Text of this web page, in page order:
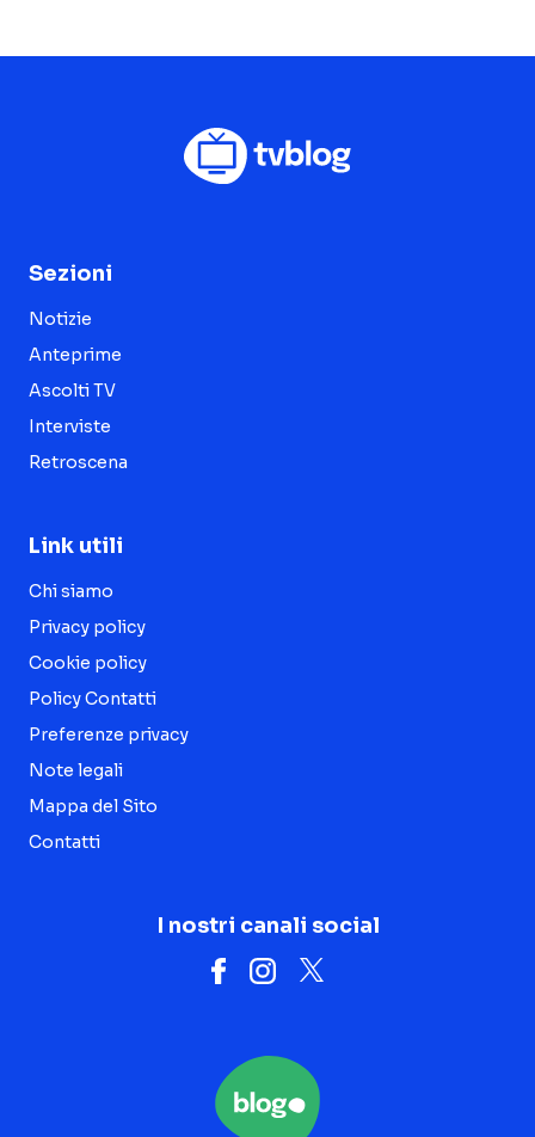
Sezioni
Notizie
Anteprime
Ascolti TV
Interviste
Retroscena
Link utili
Chi siamo
Privacy policy
Cookie policy
Policy Contatti
Preferenze privacy
Note legali
Mappa del Sito
Contatti
I nostri canali social